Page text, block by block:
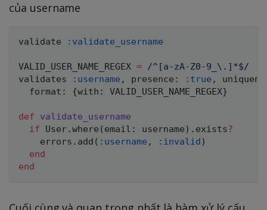
của username
validate :validate_username
VALID_USER_NAME_REGEX = /^[a-zA-Z0-9_\.]*$/
validates
:username , presence : :true ,
  format
: {with : VALID_USER_NAME_REGEX}
def
validate_username
if
User.where ( email : username ) . exists?
    errors
. add ( :username , :invalid )
end
end